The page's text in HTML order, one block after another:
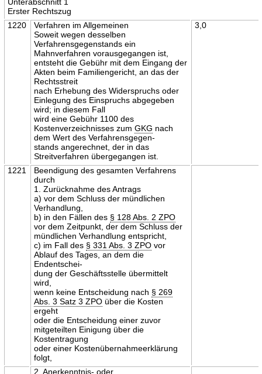
Erster Rechtszug
1220
Verfahren im Allgemeinen
Soweit wegen desselben
Verfahrensgegenstands ein
Mahnverfahren vorausgegangen ist,
entsteht die Gebühr mit dem Eingang der
Akten beim Familiengericht, an das der
Rechtsstreit
nach Erhebung des Widerspruchs oder
Einlegung des Einspruchs abgegeben
wird; in diesem Fall
wird eine Gebühr 1100 des
Kostenverzeichnisses zum GKG nach
dem Wert des Verfahrensgegen-
stands angerechnet, der in das
Streitverfahren übergegangen ist.
3,0
1221
Beendigung des gesamten Verfahrens
durch
1. Zurücknahme des Antrags
a) vor dem Schluss der mündlichen
Verhandlung,
b) in den Fällen des § 128 Abs. 2 ZPO
vor dem Zeitpunkt, der dem Schluss der
mündlichen Verhandlung entspricht,
c) im Fall des § 331 Abs. 3 ZPOvor
Ablauf des Tages, an dem die
Endentschei-
dung der Geschäftsstelle übermittelt
wird,
wenn keine Entscheidung nach § 269
Abs. 3 Satz 3 ZPOüber die Kosten
ergeht
oder die Entscheidung einer zuvor
mitgeteilten Einigung über die
Kostentragung
oder einer Kostenübernahmeerklärung
folgt,
2. Anerkenntnis- oder